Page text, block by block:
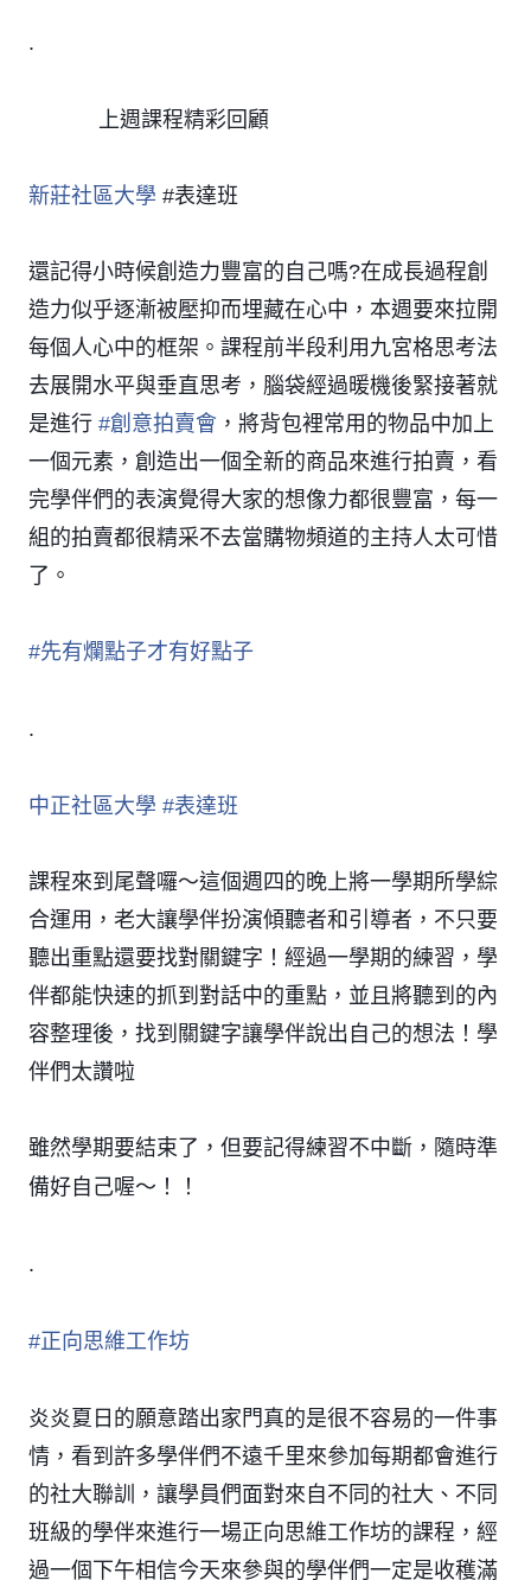
.
上週課程精彩回顧
新莊社區大學 #表達班
還記得小時候創造力豐富的自己嗎?在成長過程創
造力似乎逐漸被壓抑而埋藏在心中，本週要來拉開
每個人心中的框架。課程前半段利用九宮格思考法
去展開水平與垂直思考，腦袋經過暖機後緊接著就
是進行 #創意拍賣會 ，將背包裡常用的物品中加上
一個元素，創造出一個全新的商品來進行拍賣，看
完學伴們的表演覺得大家的想像力都很豐富，每一
組的拍賣都很精采不去當購物頻道的主持人太可惜
了。
#先有爛點子才有好點子
.
中正社區大學 #表達班
課程來到尾聲囉～這個週四的晚上將一學期所學綜
合運用，老大讓學伴扮演傾聽者和引導者，不只要
聽出重點還要找對關鍵字！經過一學期的練習，學
伴都能快速的抓到對話中的重點，並且將聽到的內
容整理後，找到關鍵字讓學伴說出自己的想法！學
伴們太讚啦
雖然學期要結束了，但要記得練習不中斷，隨時準
備好自己喔～！！
.
#正向思維工作坊
炎炎夏日的願意踏出家門真的是很不容易的一件事
情，看到許多學伴們不遠千里來參加每期都會進行
的社大聯訓，讓學員們面對來自不同的社大、不同
班級的學伴來進行一場正向思維工作坊的課程，經
過一個下午相信今天來參與的學伴們一定是收穫滿